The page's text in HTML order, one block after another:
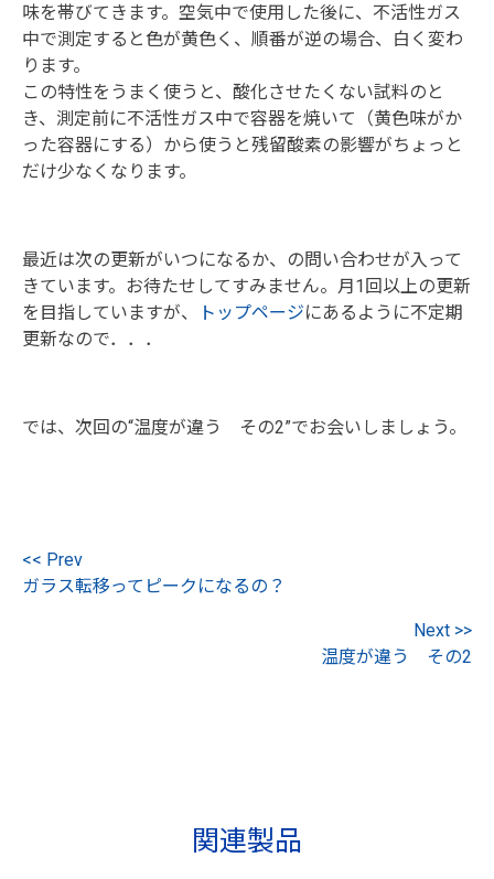
味を帯びてきます。空気中で使用した後に、不活性ガス
中で測定すると色が黄色く、順番が逆の場合、白く変わ
ります。
この特性をうまく使うと、酸化させたくない試料のと
き、測定前に不活性ガス中で容器を焼いて（黄色味がか
った容器にする）から使うと残留酸素の影響がちょっと
だけ少なくなります。
最近は次の更新がいつになるか、の問い合わせが入って
きています。お待たせしてすみません。月1回以上の更新
を目指していますが、
トップページにあるように不定期
更新なので．．．
では、次回の“温度が違う その2”でお会いしましょう。
<< Prev
ガラス転移ってピークになるの？
Next >>
温度が違う その2
関連製品